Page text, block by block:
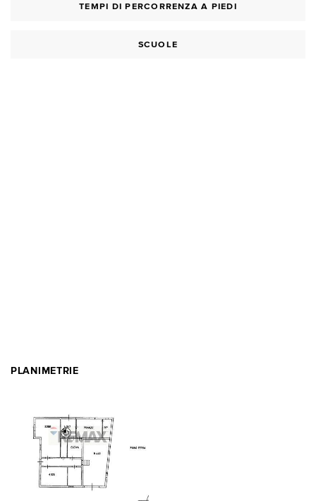
TEMPI DI PERCORRENZA A PIEDI
SCUOLE
PLANIMETRIE